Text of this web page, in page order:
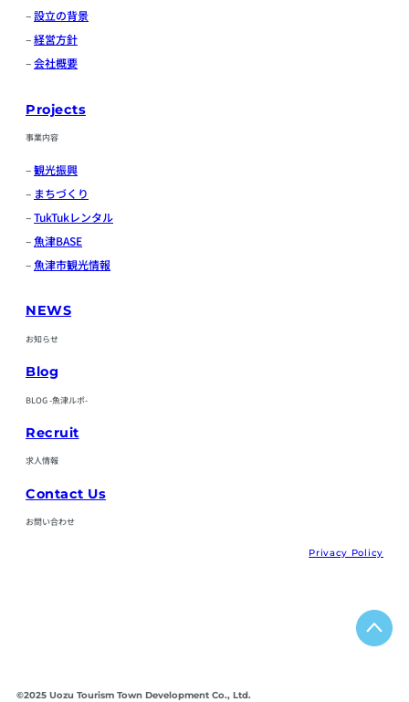
–設立の背景
–経営方針
–会社概要
Projects
事業内容
–観光振興
– まちづくり
–TukTukレンタル
–魚津BASE
–魚津市観光情報
NEWS
お知らせ
Blog
BLOG -魚津ルポ-
Recruit
求人情報
Contact Us
お問い合わせ
Privacy Policy
©2025 Uozu Tourism Town Development Co., Ltd.